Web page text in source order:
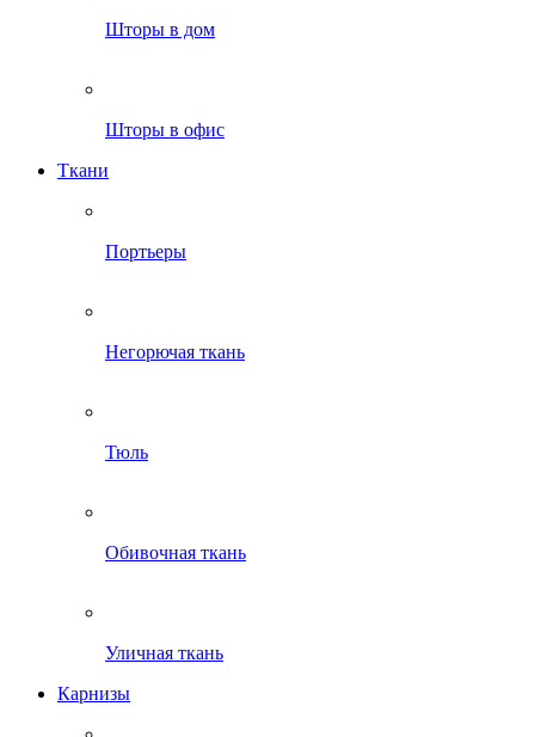
Шторы в дом
Шторы в офис
Ткани
Портьеры
Негорючая ткань
Тюль
Обивочная ткань
Уличная ткань
Карнизы